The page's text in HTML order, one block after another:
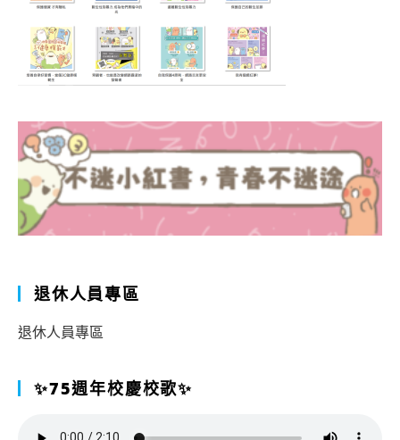
退休人員專區
退休人員專區
✨75週年校慶校歌✨